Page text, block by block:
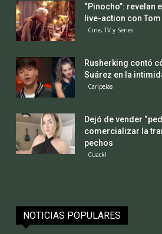
“Pinocho”: revelan
live-action con Tom
Cine, TV y Series
Rusherking contó
Suárez en la
Caripelas
Dejó de vender
comercializar la
pechos
Cuack!
NOTICIAS POPULARES